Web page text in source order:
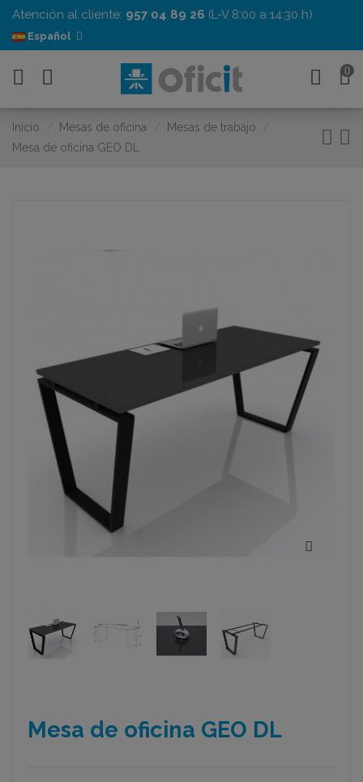
Atención al cliente: 957 04 89 26 (L-V 8:00 a 14:30 h)
Español
0
Inicio Mesas de oficina
Mesas de trabajo
Mesa de oficina GEO DL
Mesa de oficina GEO DL